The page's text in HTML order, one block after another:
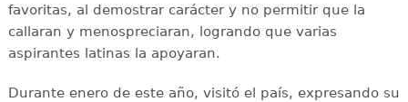
favoritas, al demostrar carácter y no permitir que la
callaran y menospreciaran, logrando que varias
aspirantes latinas la apoyaran.
Durante enero de este año, visitó el país, expresando su